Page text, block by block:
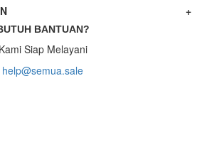
+
BANTUAN?
Kami Siap Melayani
help@semua.sale